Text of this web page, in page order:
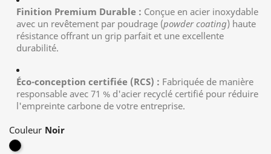
Finition Premium Durable : Conçue en acier inoxydable
avec un revêtement par poudrage (powder coating) haute
résistance offrant un grip parfait et une excellente
durabilité.
Éco-conception certifiée (RCS) : Fabriquée de manière
responsable avec 71 % d'acier recyclé certifié pour réduire
l'empreinte carbone de votre entreprise.
Couleur
Noir